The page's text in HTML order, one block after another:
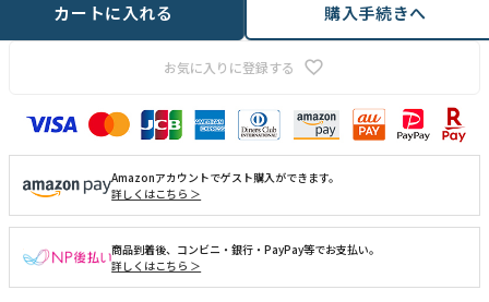
お気に入りに登録する
カートに入れる 購入手続きへ
Amazonアカウントでゲスト購入ができます。
詳しくはこちら ＞
商品到着後、コンビニ・銀行・PayPay等でお支払い。
詳しくはこちら ＞